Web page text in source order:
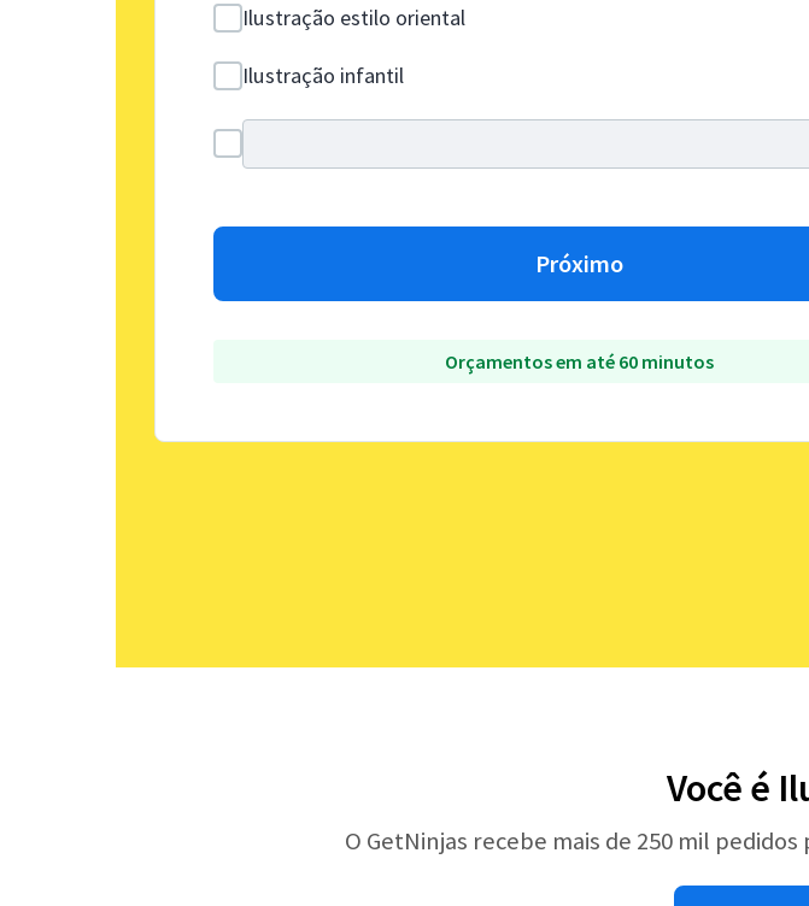
Ilustração estilo oriental
Ilustração infantil
Próximo
Orçamentos em até 60 minutos
Você é
O GetNinjas recebe mais de 250 mil